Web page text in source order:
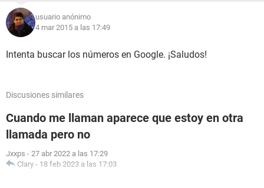
usuario anónimo
4 mar 2015 a las 17:49
Intenta buscar los números en Google. ¡Saludos!
Discusiones similares
Cuando me llaman aparece que estoy en otra
llamada pero no
Jxxps - 27 abr 2022 a las 17:29
Clary - 18 feb 2023 a las 17:03